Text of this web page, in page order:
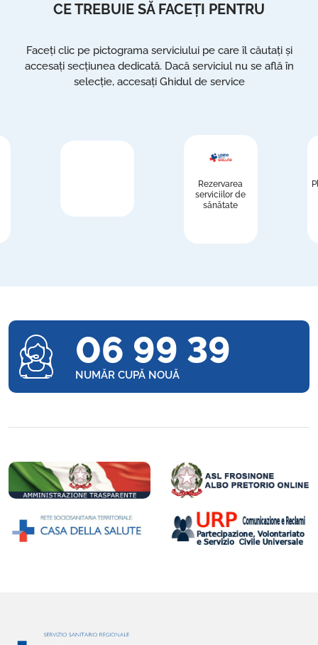
CE TREBUIE SĂ FACEȚI PENTRU
Faceți clic pe pictograma serviciului pe care îl căutați și
accesați secțiunea dedicată. Dacă serviciul nu se află în
selecție, accesați Ghidul de service
Rezervarea
serviciilor de
sănătate
06 99 39
NUMĂR CUPĂ NOUĂ